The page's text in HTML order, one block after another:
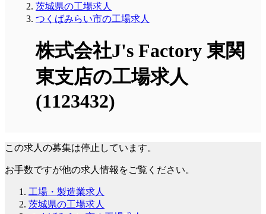
茨城県の工場求人
つくばみらい市の工場求人
株式会社J's Factory 東関
東支店の工場求人
(1123432)
この求人の募集は停止しています。
お手数ですが他の求人情報をご覧ください。
工場・製造業求人
茨城県の工場求人